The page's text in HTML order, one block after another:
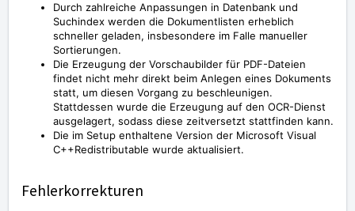
Durch zahlreiche Anpassungen in Datenbank und
Suchindex werden die Dokumentlisten erheblich
schneller geladen, insbesondere im Falle manueller
Sortierungen.
Die Erzeugung der Vorschaubilder für PDF-Dateien
findet nicht mehr direkt beim Anlegen eines Dokuments
statt, um diesen Vorgang zu beschleunigen.
Stattdessen wurde die Erzeugung auf den OCR-Dienst
ausgelagert, sodass diese zeitversetzt stattfinden kann.
Die im Setup enthaltene Version der Microsoft Visual
C++Redistributable wurde aktualisiert.
Fehlerkorrekturen